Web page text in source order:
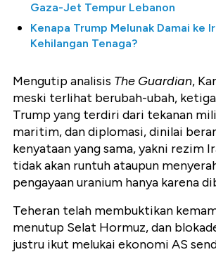
Gaza-Jet Tempur Lebanon
Kenapa Trump Melunak Damai ke
Kehilangan Tenaga?
Mengutip analisis The Guardian,
meski terlihat berubah-ubah,
Trump yang terdiri dari tekanan
maritim, dan diplomasi, dinilai
kenyataan yang sama, yakni rezim
tidak akan runtuh ataupun
pengayaan uranium hanya karena
Teheran telah membuktikan
menutup Selat Hormuz, dan
justru ikut melukai ekonomi AS